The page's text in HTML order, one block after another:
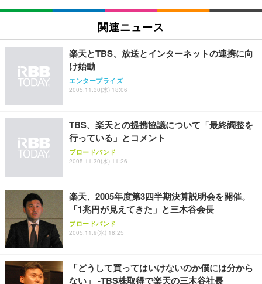
ワーク チェア 強化バックレスト 30度ロッキング機
レスト 3Dヘッドレスト ハンガー付き 高反発クッシ
ョン PCチェア 通気性メッシュ ゲーミング/勉強/事
務用 おしゃれ パソコンチェア (ブラック)
Sezlife オフィスチェア デスクチェア 疲れない テレ
ワーク チェア 強化バックレスト 30度ロッキング機
能 人間工学 椅子 腰サポート 90度跳ね上げ式アーム
レスト 3Dヘッドレスト ハンガー付き 高反発クッシ
務用 おしゃれ パソコンチェア (ホワイト)
ANDWINT オフィスチェア デスクチェア 肘なし メ
ッシュ 通気性 ランバーサポート付き 腰サポート ガ
ス圧無段階昇降 360度回転 キャスター付き コンパク
ト 幅52×奥行58.5×高さ84～96cm テレワーク 在宅
フック付き（CFI-ZDM1J）
￥49,979
【整備済み品】Dell E2724HS 27インチ 液晶モニタ
ー フルHD（1920×1080）VA 非光沢 HDMI/DisplayP
ort/VGA スピーカー内蔵 高さ調整 スイベル VESA対
応 ComfortView ビジネス向け
【MiniLED/24.5inch/280Hz/FHD】GRAPHT THE S
HOOTER Gaming Monitor 24” Essential ゲーミン
グモニター QD 24.5インチ 1ms FHD 量子ドット 残
像低減 (3年保証 | 輝点保証 | 日本メーカー)
り 単品
Smart Basic(スマートベーシック) 【Amazon.co.jp
限定】 Smart Basic アイリスオーヤマ ペットシーツ
超厚型 お徳用 ワイド 100枚入 (x 1) (ケース販売)
アイリスオーヤマ ペットシーツ 超厚型 お徳用 レギ
ュラー 200枚入【Amazon.co.jp限定】
￥3,731
関連ニュース
楽天とTBS、放送とインターネットの連携に向
け始動
エンタープライズ
2005.11.30(水) 18:06
TBS、楽天との提携協議について「最終調整を
行っている」とコメント
ブロードバンド
2005.11.30(水) 11:26
楽天、2005年度第3四半期決算説明会を開催。
「1兆円が見えてきた」と三木谷会長
ブロードバンド
2005.11.9(水) 18:25
「どうして買ってはいけないのか僕には分から
ない」 -TBS株取得で楽天の三木谷社長